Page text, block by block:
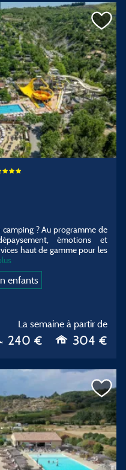
camping ? Au programme de
émotions et
haut de gamme pour les
enfants
La semaine à partir de
240 € 304 €